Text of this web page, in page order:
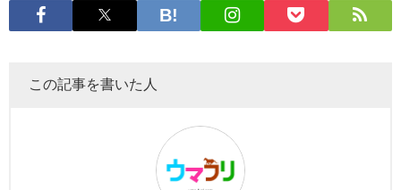
この記事を書いた人